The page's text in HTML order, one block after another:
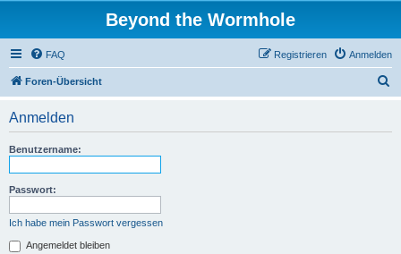
Beyond the Wormhole
FAQ Anmelden
Registrieren
Foren-Übersicht
Anmelden
Benutzername:
Passwort:
Ich habe mein Passwort vergessen
Angemeldet bleiben